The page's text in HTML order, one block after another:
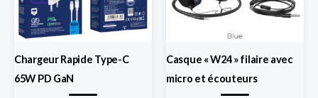
Chargeur Rapide Type-C
65W PD GaN
Casque « W24 » filaire avec
micro et écouteurs